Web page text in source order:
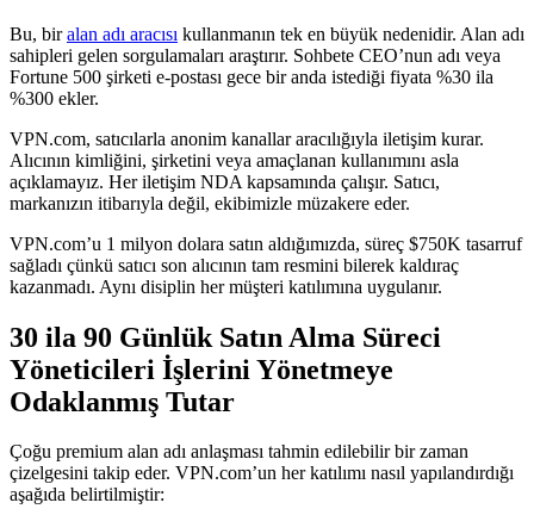
Bu, biralan adı aracısı kullanmanın tek en büyük nedenidir. Alan adı
sahipleri gelen sorgulamaları araştırır. Sohbete CEO’nun adı veya
Fortune 500 şirketi e-postası gece bir anda istediği fiyata %30 ila
%300 ekler.
VPN.com, satıcılarla anonim kanallar aracılığıyla iletişim kurar.
Alıcının kimliğini, şirketini veya amaçlanan kullanımını asla
açıklamayız. Her iletişim NDA kapsamında çalışır. Satıcı,
markanızın itibarıyla değil, ekibimizle müzakere eder.
VPN.com’u 1 milyon dolara satın aldığımızda, süreç $750K tasarruf
sağladı çünkü satıcı son alıcının tam resmini bilerek kaldıraç
kazanmadı. Aynı disiplin her müşteri katılımına uygulanır.
30 ila 90 Günlük Satın Alma Süreci
Yöneticileri İşlerini Yönetmeye
Odaklanmış Tutar
Çoğu premium alan adı anlaşması tahmin edilebilir bir zaman
çizelgesini takip eder. VPN.com’un her katılımı nasıl yapılandırdığı
aşağıda belirtilmiştir: